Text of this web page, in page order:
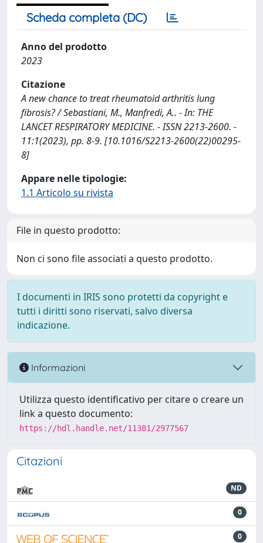
Scheda completa (DC)
Anno del prodotto
2023
Citazione
A new chance to treat rheumatoid arthritis lung
fibrosis? / Sebastiani, M., Manfredi, A.. - In: THE
LANCET RESPIRATORY MEDICINE. - ISSN 2213-2600. -
11:1(2023), pp. 8-9. [10.1016/S2213-2600(22)00295-
8]
Appare nelle tipologie:
1.1 Articolo su rivista
File in questo prodotto:
Non ci sono file associati a questo prodotto.
I documenti in IRIS sono protetti da copyright e
tutti i diritti sono riservati, salvo diversa
indicazione.
Informazioni
Utilizza questo identificativo per citare o creare un
link a questo documento:
https://hdl.handle.net/11381/2977567
Citazioni
ND
0
0